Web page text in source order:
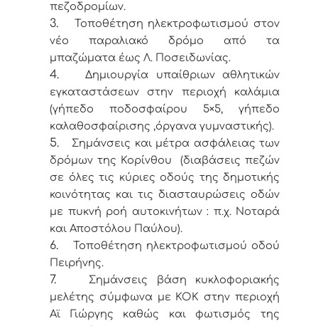
πεζοδρομίων.
3.
Τοποθέτηση ηλεκτροφωτισμού στον
νέο παραλιακό δρόμο από τα
μπαζώματα έως Λ. Ποσειδωνίας.
4.
Δημιουργία υπαίθριων αθλητικών
εγκαταστάσεων στην περιοχή καλάμια
(γήπεδο ποδοσφαίρου 5×5, γήπεδο
καλαθοσφαίρισης ,όργανα γυμναστικής).
5.
Σημάνσεις και μέτρα ασφάλειας των
δρόμων της Κορίνθου (διαβάσεις πεζών
σε όλες τις κύριες οδούς της δημοτικής
κοινότητας και τις διασταυρώσεις οδών
με πυκνή ροή αυτοκινήτων : π.χ. Νοταρά
και Αποστόλου Παύλου).
6.
Τοποθέτηση ηλεκτροφωτισμού οδού
Πειρήνης.
7.
Σημάνσεις βάση κυκλοφοριακής
μελέτης σύμφωνα με ΚΟΚ στην περιοχή
Αϊ Γιώργης καθώς και φωτισμός της